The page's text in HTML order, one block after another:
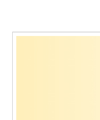
Содержимое